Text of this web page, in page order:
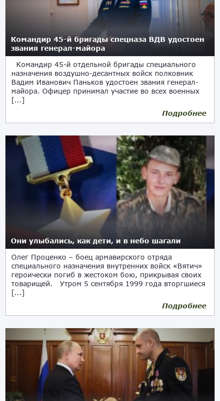
Командир 45-й бригады спецназа ВДВ удостоен
звания генерал-майора
Командир 45-й отдельной бригады специального
назначения воздушно-десантных войск полковник
Вадим Иванович Паньков удостоен звания генерал-
майора. Офицер принимал участие во всех военных
[...]
Подробнее
Они улыбались, как дети, и в небо шагали
Олег Проценко – боец армавирского отряда
специального назначения внутренних войск «Вятич»
героически погиб в жестоком бою, прикрывая своих
товарищей. Утром 5 сентября 1999 года вторгшиеся
[...]
Подробнее